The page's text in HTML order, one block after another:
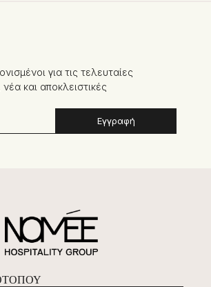
για τις τελευταίες
και αποκλειστικές
Εγγραφή